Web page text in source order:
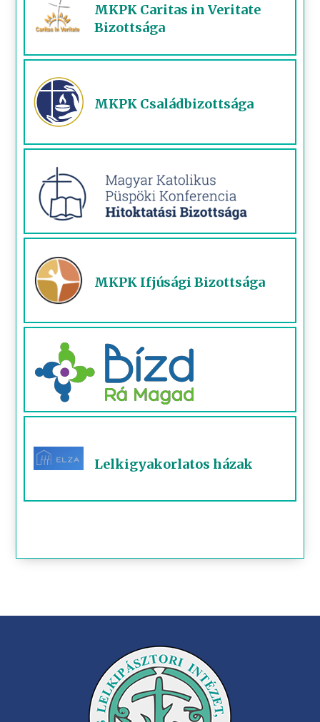
MKPK Caritas in Veritate
Bizottsága
MKPK Családbizottsága
MKPK Ifjúsági Bizottsága
Lelkigyakorlatos házak